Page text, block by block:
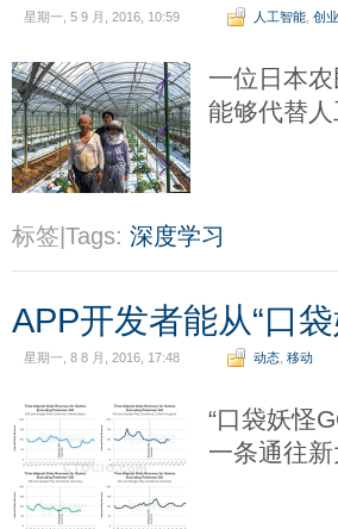
星期一, 5 9 月, 2016, 10:59 人工智能 创业
一位日本
能够代替
标签|Tags: 深度学习
APP开发者能从“口
星期一, 8 8 月, 2016, 17:48 动态 移动
“口袋妖怪
一条通往